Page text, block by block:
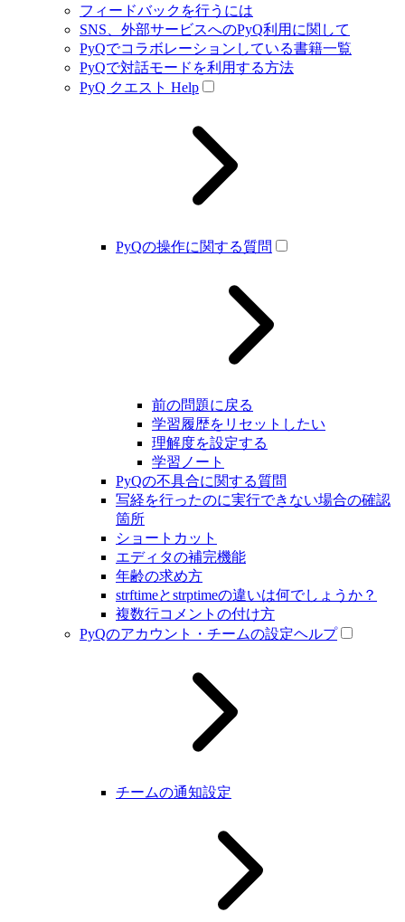
フィードバックを行うには
SNS、外部サービスへのPyQ利用に関して
PyQでコラボレーションしている書籍一覧
PyQで対話モードを利用する方法
PyQ クエスト Help
PyQの操作に関する質問
前の問題に戻る
学習履歴をリセットしたい
理解度を設定する
学習ノート
PyQの不具合に関する質問
写経を行ったのに実行できない場合の確認
箇所
ショートカット
エディタの補完機能
年齢の求め方
strftimeとstrptimeの違いは何でしょうか？
複数行コメントの付け方
PyQのアカウント・チームの設定ヘルプ
チームの通知設定